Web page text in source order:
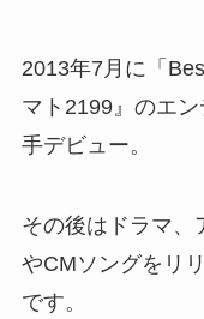
2013年7月に「
マト2199』のエ
手デビュー。
その後はドラマ、
やCMソングをリ
です。